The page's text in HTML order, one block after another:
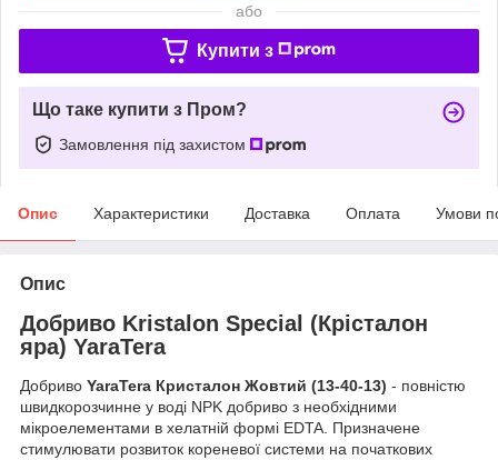
або
Купити з
Що таке купити з Пром?
Замовлення під захистом
Опис Характеристики Доставка Оплата Умови
Опис
Добриво Kristalon Special (Крісталон
яра) YaraTera
Добриво YaraTera Кристалон Жовтий (13-40-13) - повністю
швидкорозчинне у воді NPK добриво з необхідними
мікроелементами в хелатній формі EDTA. Призначене
стимулювати розвиток кореневої системи на початкових